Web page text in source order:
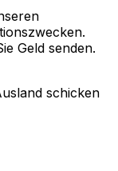
Geld senden.
schicken